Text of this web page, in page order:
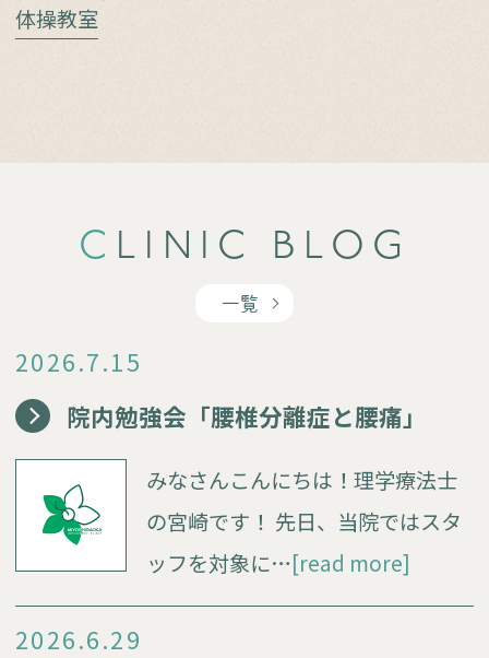
体操教室
CLINIC BLOG
一覧
2026.7.15
院内勉強会「腰椎分離症と腰痛」
みなさんこんにちは！理学療法士
の宮崎です！ 先日、当院ではスタ
ッフを対象に…[read more]
2026.6.29